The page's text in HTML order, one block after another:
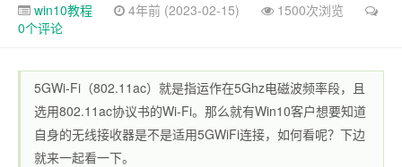
win10教程 4年前 (2023-02-15)
1500次浏览
0个评论
5GWi-Fi（802.11ac）就是指运作在5Ghz电磁波频率段，且
选用802.11ac协议书的Wi-Fi。那么就有Win10客户想要知道
自身的无线接收器是不是适用5GWiFi连接，如何看呢？下边
就来一起看一下。